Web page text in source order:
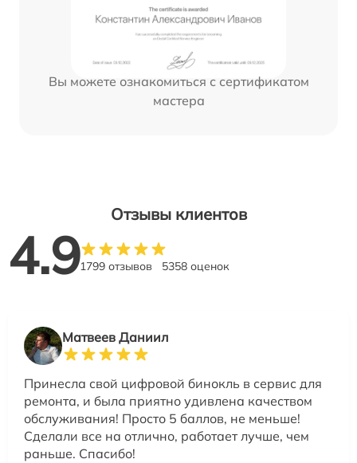
Вы можете ознакомиться с сертификатом
мастера
Отзывы клиентов
4.91799 отзывов 5358 оценок
Матвеев Даниил
Принесла свой цифровой бинокль в сервис для
ремонта, и была приятно удивлена качеством
обслуживания! Просто 5 баллов, не меньше!
Сделали все на отлично, работает лучше, чем
раньше. Спасибо!